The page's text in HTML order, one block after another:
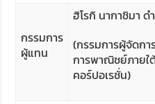
กรรมการ
ผู้แทน
ฮิโรกิ นากาชิมา ด
(กรรมการผู้จัดก
การพาณิชย์ภายใ
คอร์ปอเรชั่น)